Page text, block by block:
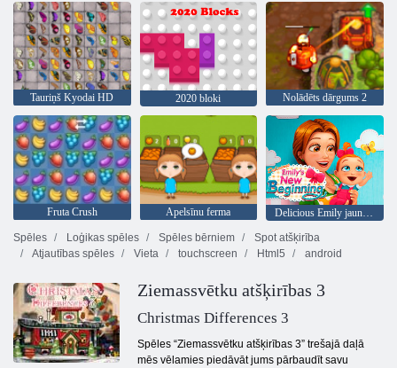
Tauriņš Kyodai HD 2020 bloki Nolādēts dārgums 2
Fruta Crush Apelsīnu ferma
Delicious Emily jauns sākums
Spēles
Loģikas spēles Spēles bērniem
Spot atšķirība
Atjautības spēles
Vieta touchscreen Html5 android
Ziemassvētku atšķirības 3
Christmas Differences 3
Spēles “Ziemassvētku atšķirības 3” trešajā daļā
mēs vēlamies piedāvāt jums pārbaudīt savu